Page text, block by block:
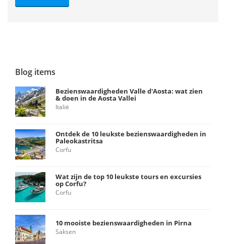
Blog items
Bezienswaardigheden Valle d'Aosta: wat zien
& doen in de Aosta Vallei
Italië
Ontdek de 10 leukste bezienswaardigheden in
Paleokastritsa
Corfu
Wat zijn de top 10 leukste tours en excursies
op Corfu?
Corfu
10 mooiste bezienswaardigheden in Pirna
Saksen